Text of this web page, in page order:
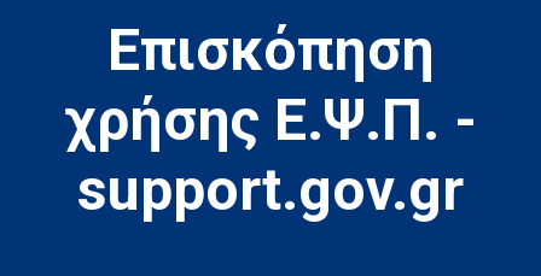
Επισκόπηση
χρήσης Ε.Ψ.Π. -
support.gov.gr